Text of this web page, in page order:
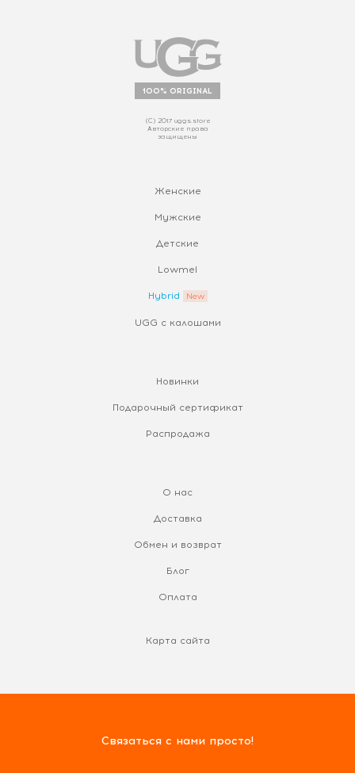
100% ORIGINAL
(С) 2017 uggs.store
Авторские права
защищены
Женские
Мужские
Детские
Lowmel
Hybrid
UGG с калошами
Новинки
Подарочный сертификат
Распродажа
О нас
Доставка
Обмен и возврат
Блог
Оплата
Карта сайта
Связаться с нами просто!